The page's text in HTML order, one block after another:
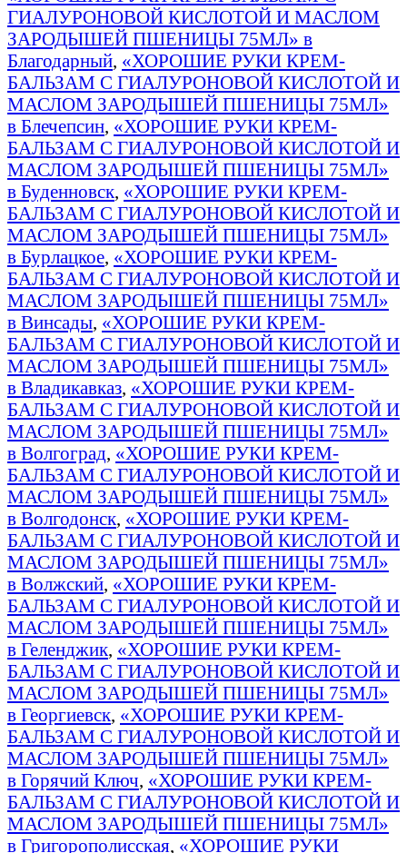
ГИАЛУРОНОВОЙ КИСЛОТОЙ И МАСЛОМ
ЗАРОДЫШЕЙ ПШЕНИЦЫ 75МЛ» в
Благодарный, «ХОРОШИЕ РУКИ КРЕМ-
БАЛЬЗАМ С ГИАЛУРОНОВОЙ КИСЛОТОЙ И
МАСЛОМ ЗАРОДЫШЕЙ ПШЕНИЦЫ 75МЛ»
в Блечепсин, «ХОРОШИЕ РУКИ КРЕМ-
БАЛЬЗАМ С ГИАЛУРОНОВОЙ КИСЛОТОЙ И
МАСЛОМ ЗАРОДЫШЕЙ ПШЕНИЦЫ 75МЛ»
в Буденновск, «ХОРОШИЕ РУКИ КРЕМ-
БАЛЬЗАМ С ГИАЛУРОНОВОЙ КИСЛОТОЙ И
МАСЛОМ ЗАРОДЫШЕЙ ПШЕНИЦЫ 75МЛ»
в Бурлацкое, «ХОРОШИЕ РУКИ КРЕМ-
БАЛЬЗАМ С ГИАЛУРОНОВОЙ КИСЛОТОЙ И
МАСЛОМ ЗАРОДЫШЕЙ ПШЕНИЦЫ 75МЛ»
в Винсады, «ХОРОШИЕ РУКИ КРЕМ-
БАЛЬЗАМ С ГИАЛУРОНОВОЙ КИСЛОТОЙ И
МАСЛОМ ЗАРОДЫШЕЙ ПШЕНИЦЫ 75МЛ»
в Владикавказ, «ХОРОШИЕ РУКИ КРЕМ-
БАЛЬЗАМ С ГИАЛУРОНОВОЙ КИСЛОТОЙ И
МАСЛОМ ЗАРОДЫШЕЙ ПШЕНИЦЫ 75МЛ»
в Волгоград, «ХОРОШИЕ РУКИ КРЕМ-
БАЛЬЗАМ С ГИАЛУРОНОВОЙ КИСЛОТОЙ И
МАСЛОМ ЗАРОДЫШЕЙ ПШЕНИЦЫ 75МЛ»
в Волгодонск, «ХОРОШИЕ РУКИ КРЕМ-
БАЛЬЗАМ С ГИАЛУРОНОВОЙ КИСЛОТОЙ И
МАСЛОМ ЗАРОДЫШЕЙ ПШЕНИЦЫ 75МЛ»
в Волжский, «ХОРОШИЕ РУКИ КРЕМ-
БАЛЬЗАМ С ГИАЛУРОНОВОЙ КИСЛОТОЙ И
МАСЛОМ ЗАРОДЫШЕЙ ПШЕНИЦЫ 75МЛ»
в Геленджик, «ХОРОШИЕ РУКИ КРЕМ-
БАЛЬЗАМ С ГИАЛУРОНОВОЙ КИСЛОТОЙ И
МАСЛОМ ЗАРОДЫШЕЙ ПШЕНИЦЫ 75МЛ»
в Георгиевск, «ХОРОШИЕ РУКИ КРЕМ-
БАЛЬЗАМ С ГИАЛУРОНОВОЙ КИСЛОТОЙ И
МАСЛОМ ЗАРОДЫШЕЙ ПШЕНИЦЫ 75МЛ»
в Горячий Ключ, «ХОРОШИЕ РУКИ КРЕМ-
БАЛЬЗАМ С ГИАЛУРОНОВОЙ КИСЛОТОЙ И
МАСЛОМ ЗАРОДЫШЕЙ ПШЕНИЦЫ 75МЛ»
в Григорополисская, «ХОРОШИЕ РУКИ